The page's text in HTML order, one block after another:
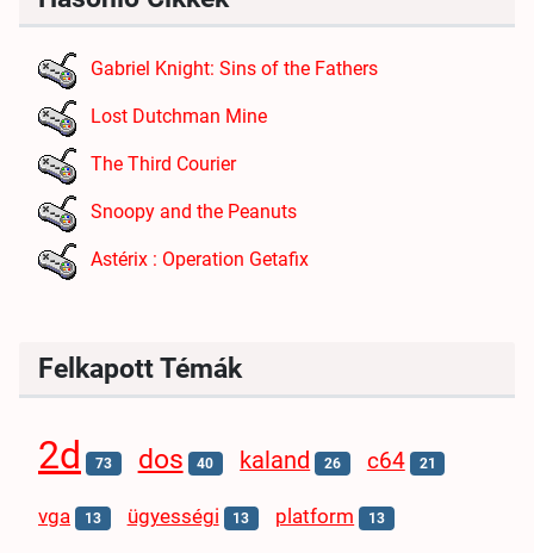
Gabriel Knight: Sins of the Fathers
Lost Dutchman Mine
The Third Courier
Snoopy and the Peanuts
Astérix : Operation Getafix
Felkapott Témák
2d 73 dos 40 kaland 26 c64 21
vga 13 ügyességi 13 platform 13